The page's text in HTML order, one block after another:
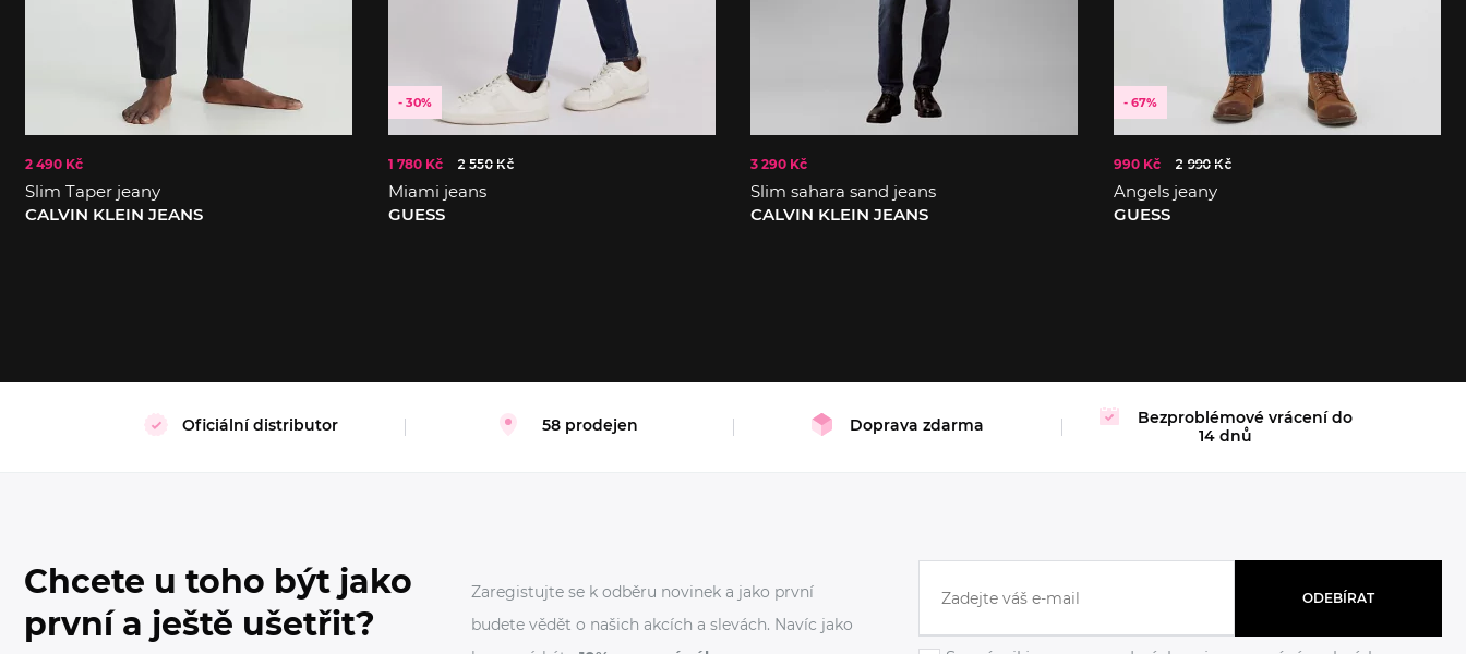
2 490 Kč
Slim Taper jeany
CALVIN KLEIN JEANS
- 30%
1 780 Kč 2 550 Kč
Miami jeans
GUESS
3 290 Kč
Slim sahara sand jeans
CALVIN KLEIN JEANS
- 67%
990 Kč 2 990 Kč
Angels jeany
GUESS
Oficiální distributor 58 prodejen Doprava zdarma
Bezproblémové vrácení do
14 dnů
Chcete u toho být jako
první a ještě ušetřit?
Zaregistujte se k odběru novinek a jako první
budete vědět o našich akcích a slevách. Navíc jako
ODEBÍRAT